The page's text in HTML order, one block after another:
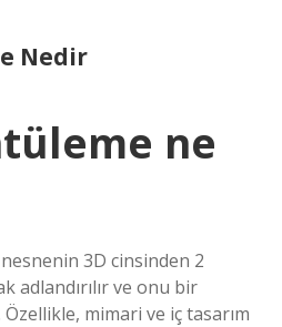
Nedir
ne
3D cinsinden 2
adlandırılır ve onu bir
mimari ve iç tasarım